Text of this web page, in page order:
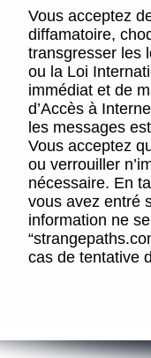
Vous acceptez
diffamatoire,
transgresser les
ou la Loi
immédiat et de
d’Accès à
les messages
Vous acceptez
ou verrouiller
nécessaire. En
vous avez entré
information ne
cas de tentative